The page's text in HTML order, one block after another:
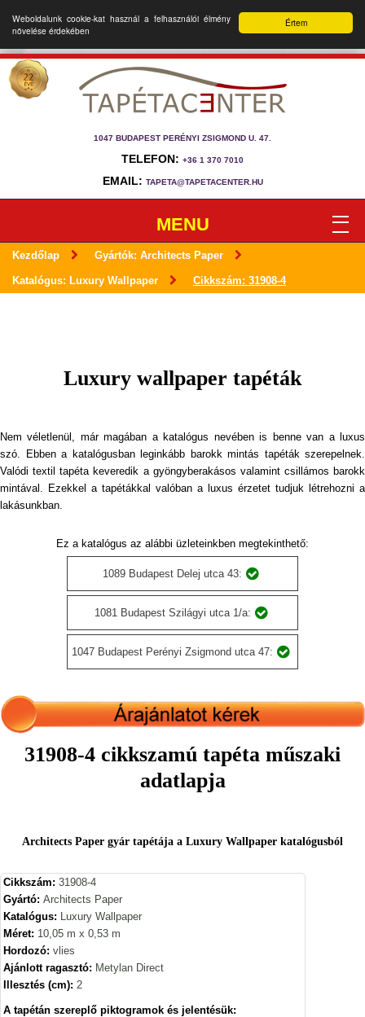
Értem
Weboldalunk cookie-kat használ a felhasználói élmény
növelése érdekében
1047 BUDAPEST PERÉNYI ZSIGMOND U. 47.
TELEFON: +36 1 370 7010
EMAIL: TAPETA@TAPETACENTER.HU
MENU
Kezdőlap Gyártók: Architects Paper
Katalógus: Luxury Wallpaper Cikkszám: 31908-4
Luxury wallpaper tapéták
Nem véletlenül, már magában a katalógus nevében is benne van a luxus
szó. Ebben a katalógusban leginkább barokk mintás tapéták szerepelnek.
Valódi textil tapéta keveredik a gyöngyberakásos valamint csillámos barokk
mintával. Ezekkel a tapétákkal valóban a luxus érzetet tudjuk létrehozni a
lakásunkban.
Ez a katalógus az alábbi üzleteinkben megtekinthető:
1089 Budapest Delej utca 43:
1081 Budapest Szilágyi utca 1/a:
1047 Budapest Perényi Zsigmond utca 47:
31908-4 cikkszamú tapéta műszaki
adatlapja
Architects Paper gyár tapétája a Luxury Wallpaper katalógusból
Cikkszám: 31908-4
Gyártó: Architects Paper
Katalógus: Luxury Wallpaper
Méret: 10,05 m x 0,53 m
Hordozó: vlies
Ajánlott ragasztó: Metylan Direct
Illesztés (cm): 2
A tapétán szereplő piktogramok és jelentésük: